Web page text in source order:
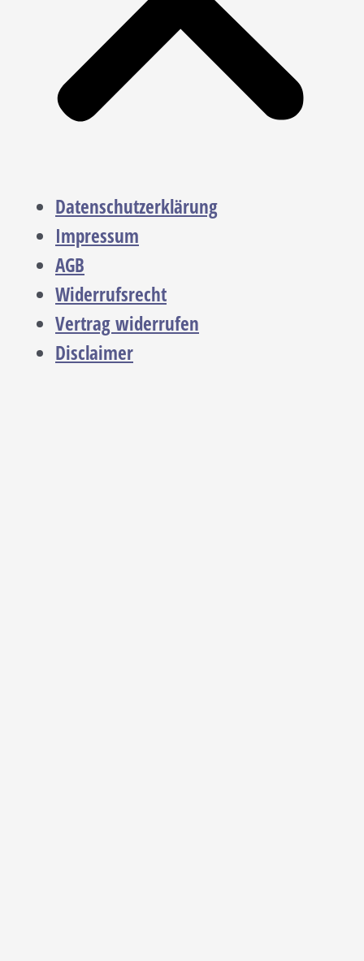
Datenschutzerklärung
Impressum
AGB
Widerrufsrecht
Vertrag widerrufen
Disclaimer